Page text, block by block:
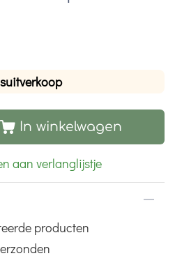
In winkelwagen
aan verlanglijstje
producten